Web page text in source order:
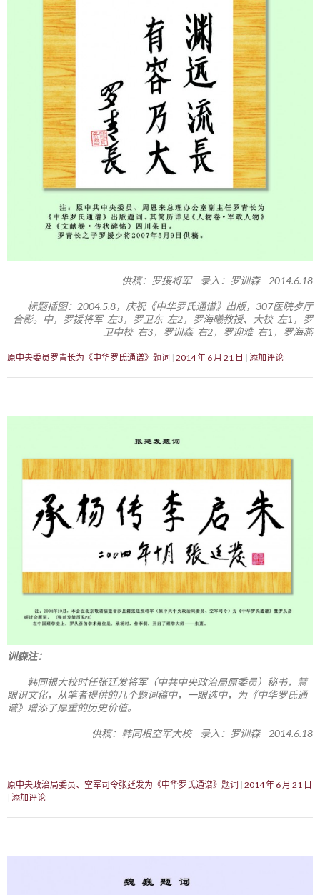
供稿：罗援将军 录入：罗训森 2014.6.18
标题插图：2004.5.8，庆祝《中华罗氏通谱》出版，307医院歺厅
合影。中，罗援将军 左3，罗卫东 左2，罗海曦教授、大校 左1，罗
卫中校 右3，罗训森 右2，罗迎难 右1，罗海燕
原中央委员罗青长为《中华罗氏通谱》题词 2014 年 6 月 21 日 添加评论
训森注：
韩同根大校时任张廷发将军（中共中央政治局原委员）秘书，慧
眼识文化，从笔者提供的几个题词稿中，一眼选中，为《中华罗氏通
谱》增添了厚重的历史价值。
供稿：韩同根空军大校 录入：罗训森 2014.6.18
原中央政治局委员、空军司令张廷发为《中华罗氏通谱》题词 2014 年 6 月 21 日
添加评论